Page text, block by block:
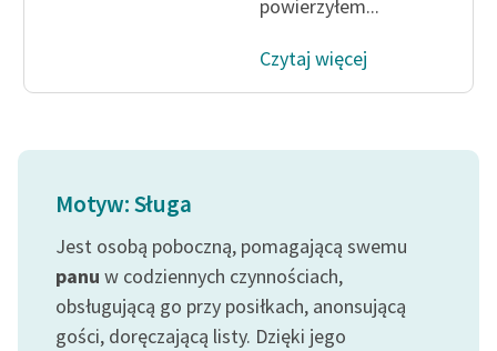
powierzyłem...
Czytaj więcej
Motyw: Sługa
Jest osobą poboczną, pomagającą swemu
panu w codziennych czynnościach,
obsługującą go przy posiłkach, anonsującą
gości, doręczającą listy. Dzięki jego